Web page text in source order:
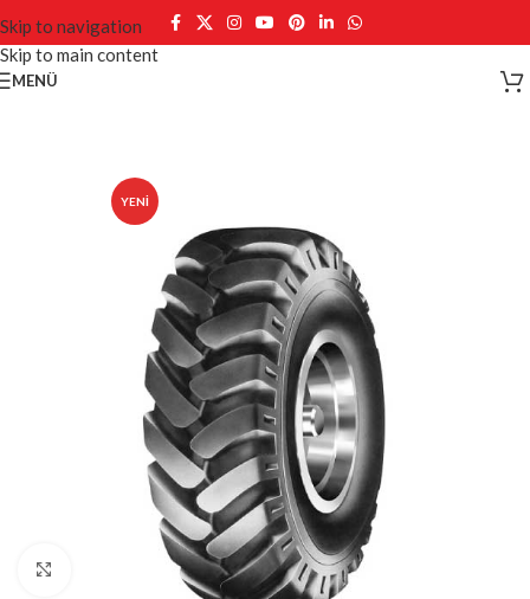
Skip to navigation
Skip to main content
MENÜ
YENI
Click to enlarge